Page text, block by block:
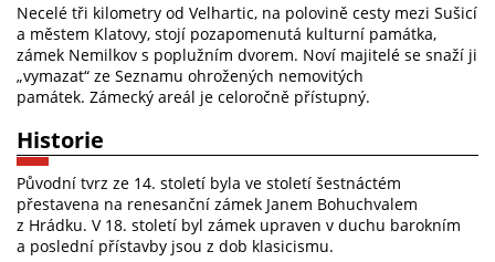
Kalendář akcí
Praktické informace
Foto video
Necelé tři kilometry od Velhartic, na polovině cesty mezi Sušicí
a městem Klatovy, stojí pozapomenutá kulturní památka,
zámek Nemilkov s poplužním dvorem. Noví majitelé se snaží ji
„vymazat“ ze Seznamu ohrožených nemovitých
památek. Zámecký areál je celoročně přístupný.
Historie
Původní tvrz ze 14. století byla ve století šestnáctém
přestavena na renesanční zámek Janem Bohuchvalem
z Hrádku. V 18. století byl zámek upraven v duchu barokním
a poslední přístavby jsou z dob klasicismu.